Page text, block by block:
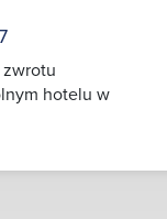
hotelu w